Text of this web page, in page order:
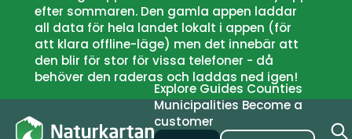
efter sommaren. Den gamla appen laddar
all data för hela landet lokalt i appen (för
att klara offline-läge) men det innebär att
den blir för stor för vissa telefoner - då
behöver den raderas och laddas ned igen!
Explore Guides Counties
Municipalities Become a
customer